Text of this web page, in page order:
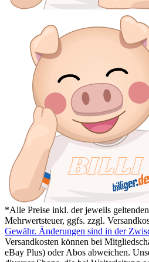
*Alle Preise inkl. der jeweils
Mehrwertsteuer, ggfs. zzgl.
Gewähr. Änderungen sind in der
Versandkosten können bei
eBay Plus) oder Abos abweichen.